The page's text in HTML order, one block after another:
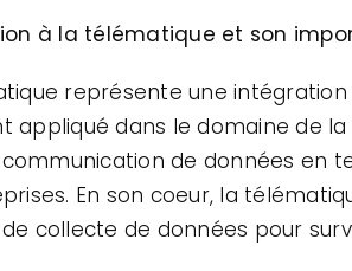
à la télématique et son
représente une
appliqué dans le domaine de
de données en
En son coeur, la
collecte de données pour